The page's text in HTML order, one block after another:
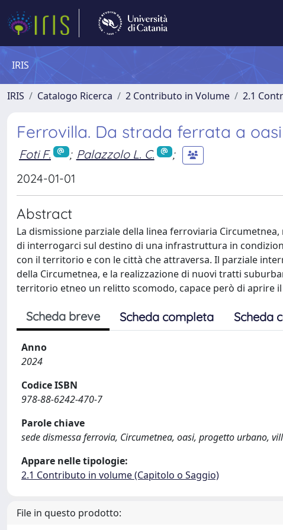
IRIS
IRIS Catalogo Ricerca 2 Contributo in Volume 2.1
Ferrovilla. Da strada ferrata a
Foti F. ; Palazzolo L. C.
;
2024-01-01
Abstract
La dismissione parziale della linea ferroviaria
di interrogarci sul destino di una infrastruttura in
con il territorio e con le città che attraversa. Il parziale
della Circumetnea, e la realizzazione di nuovi tratti
territorio etneo un relitto scomodo, capace però di aprire
Scheda breve Scheda completa Scheda
Anno
2024
Codice ISBN
978-88-6242-470-7
Parole chiave
sede dismessa ferrovia, Circumetnea, oasi, progetto urbano,
Appare nelle tipologie:
2.1 Contributo in volume (Capitolo o Saggio)
File in questo prodotto: